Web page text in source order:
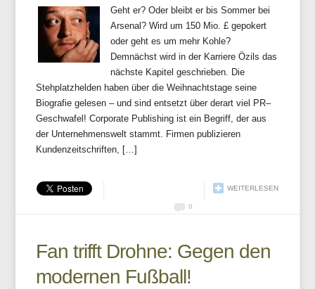
Geht er? Oder bleibt er bis Sommer bei
Arsenal? Wird um 150 Mio. £ gepokert
oder geht es um mehr Kohle?
Demnächst wird in der Karriere Özils das
nächste Kapitel geschrieben. Die
Stehplatzhelden haben über die Weihnachtstage seine
Biografie gelesen – und sind entsetzt über derart viel PR–
Geschwafel! Corporate Publishing ist ein Begriff, der aus
der Unternehmenswelt stammt. Firmen publizieren
Kundenzeitschriften, […]
WEITERLESEN
0
Fan trifft Drohne: Gegen den
modernen Fußball!